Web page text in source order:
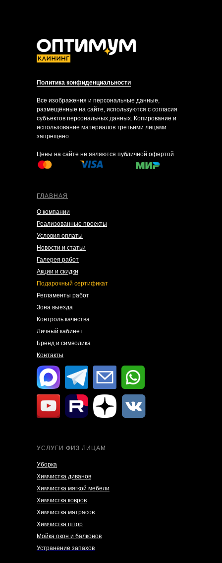
ГЛАВНАЯ
О компании
Реализованные проекты
Условия оплаты
Новости и статьи
Галерея работ
Акции и скидки
Подарочный сертификат
Регламенты работ
Зона выезда
Контроль качества
Личный кабинет
Бренд и символика
Контакты
УСЛУГИ ФИЗ ЛИЦАМ
Уборка
Химчистка диванов
Химчистка мягкой мебели
Химчистка ковров
Химчистка матрасов
Химчистка штор
Мойка окон и балконов
Устранение запахов
Политика конфиденциальности
Все изображения и персональные данные,
размещённые на сайте, используются с согласия
субъектов персональных данных. Копирование и
использование материалов третьими лицами
запрещено.
Цены на сайте не являются публичной офертой